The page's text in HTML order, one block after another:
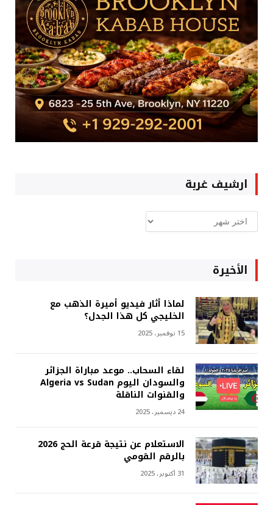
ارشيف غربة
ارشيف
غربة
الأخيرة
لماذا أثار فيديو أميرة الذهب مع
الخليجي كل هذا الجدل؟
15 نوفمبر، 2025
لقاء السحاب.. موعد مباراة الجزائر
والسودان اليوم Algeria vs Sudan
والقنوات الناقلة
24 ديسمبر، 2025
الاستعلام عن نتيجة قرعة الحج 2026
بالرقم القومي
31 أكتوبر، 2025